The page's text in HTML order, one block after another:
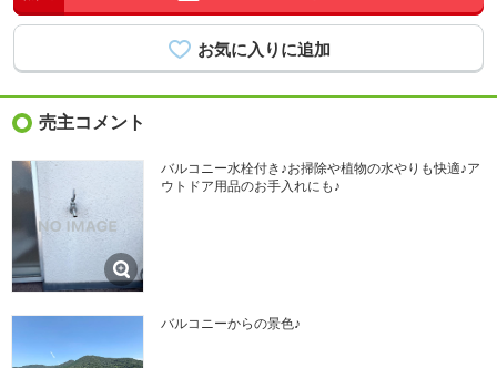
売主コメント
バルコニー水栓付き♪お掃除や植物の水やりも快適♪ア
ウトドア用品のお手入れにも♪
バルコニーからの景色♪